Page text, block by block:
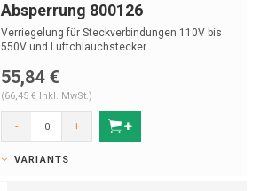
Absperrung 800126
Verriegelung für Steckverbindungen 110V bis
550V und Luftchlauchstecker.
55,84 €
(66,45 € Inkl. MwSt.)
- +
VARIANTS